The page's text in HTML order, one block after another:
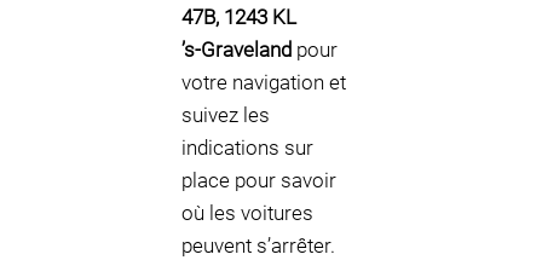
47B, 1243 KL
’s‑Graveland pour
votre navigation et
suivez les
indications sur
place pour savoir
où les voitures
peuvent s’arrêter.